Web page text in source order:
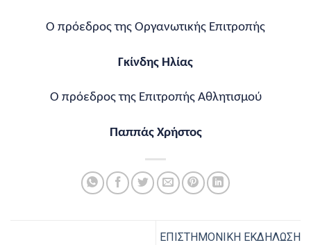
Ο πρόεδρος της Οργανωτικής Επιτροπής
Γκίνδης Ηλίας
Ο πρόεδρος της Επιτροπής Αθλητισμού
Παππάς Χρήστος
ΕΠΙΣΤΗΜΟΝΙΚΗ ΕΚΔΗΛΩΣΗ